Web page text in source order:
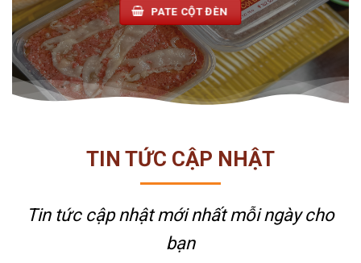
PATE CỘT ĐÈN
TIN TỨC CẬP NHẬT
Tin tức cập nhật mới nhấtmỗi ngày cho
bạn